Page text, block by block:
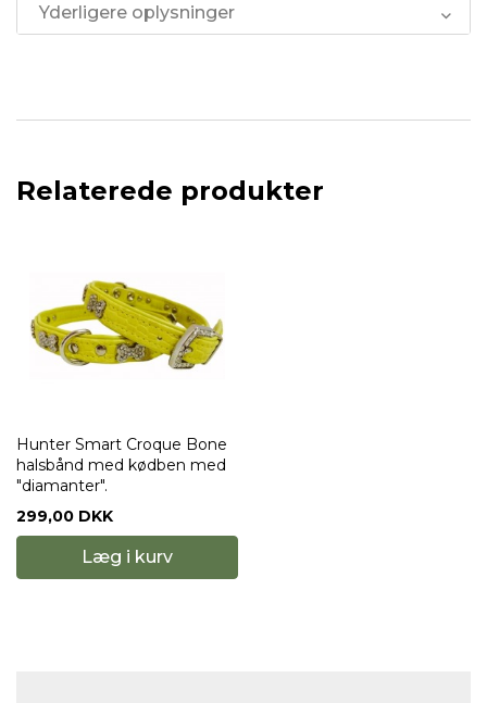
Yderligere oplysninger
Relaterede produkter
Hunter Smart Croque Bone
halsbånd med kødben med
"diamanter".
299,00 DKK
Læg i kurv